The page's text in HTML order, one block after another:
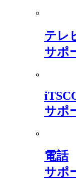
テレ
サポ
サポ
電話
サポ